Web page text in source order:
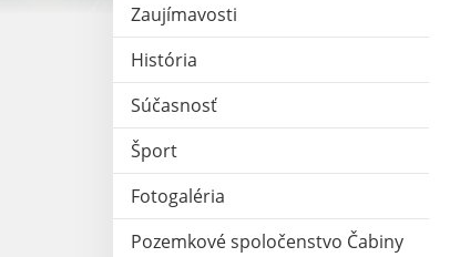
Zaujímavosti
História
Súčasnosť
Šport
Fotogaléria
Pozemkové spoločenstvo Čabiny